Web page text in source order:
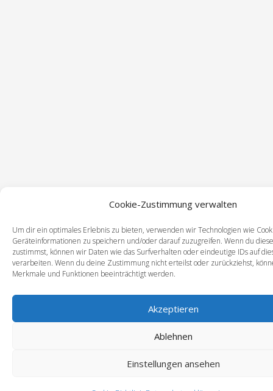
Cookie-Zustimmung verwalten
Um dir ein optimales Erlebnis zu bieten, verwenden wir Technologien wie
Geräteinformationen zu speichern und/oder darauf zuzugreifen. Wenn du
zustimmst, können wir Daten wie das Surfverhalten oder eindeutige IDs auf
verarbeiten. Wenn du deine Zustimmung nicht erteilst oder zurückziehst,
Merkmale und Funktionen beeinträchtigt werden.
Akzeptieren
Ablehnen
Einstellungen ansehen